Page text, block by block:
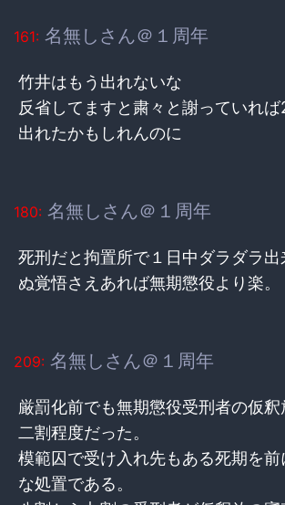
161: 名無しさん＠１周年
竹井はもう出れないな
反省してますと粛々と謝っていれ
出れたかもしれんのに
180: 名無しさん＠１周年
死刑だと拘置所で１日中ダラダラ
ぬ覚悟さえあれば無期懲役より楽。
209: 名無しさん＠１周年
厳罰化前でも無期懲役受刑者の仮釈
二割程度だった。
模範囚で受け入れ先もある死期を
な処置である。